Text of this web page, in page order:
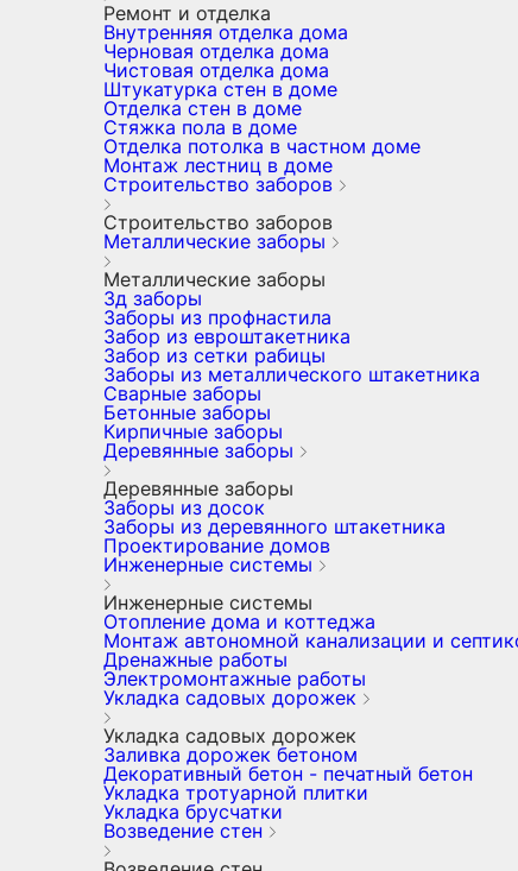
Ремонт и отделка
Внутренняя отделка дома
Черновая отделка дома
Чистовая отделка дома
Штукатурка стен в доме
Отделка стен в доме
Стяжка пола в доме
Отделка потолка в частном доме
Монтаж лестниц в доме
Строительство заборов
Строительство заборов
Металлические заборы
Металлические заборы
3д заборы
Заборы из профнастила
Забор из евроштакетника
Забор из сетки рабицы
Заборы из металлического штакетника
Сварные заборы
Бетонные заборы
Кирпичные заборы
Деревянные заборы
Деревянные заборы
Заборы из досок
Заборы из деревянного штакетника
Проектирование домов
Инженерные системы
Инженерные системы
Отопление дома и коттеджа
Монтаж автономной канализации и
Дренажные работы
Электромонтажные работы
Укладка садовых дорожек
Укладка садовых дорожек
Заливка дорожек бетоном
Декоративный бетон - печатный бетон
Укладка тротуарной плитки
Укладка брусчатки
Возведение стен